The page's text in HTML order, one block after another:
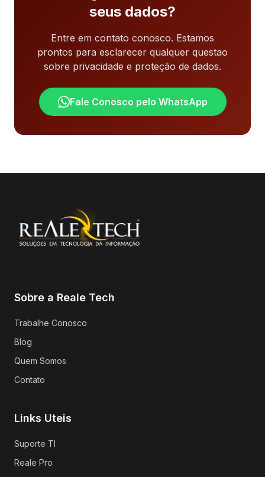
seus dados?
Entre em contato conosco. Estamos
prontos para esclarecer qualquer questao
sobre privacidade e proteção de dados.
Fale Conosco pelo WhatsApp
Sobre a Reale Tech
Trabalhe Conosco
Blog
Quem Somos
Contato
Links Uteis
Suporte TI
Reale Pro